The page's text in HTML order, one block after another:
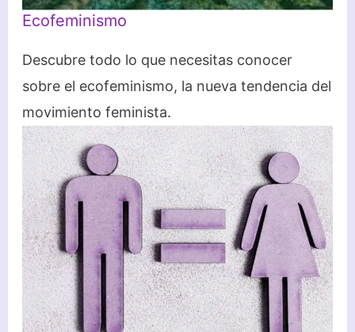
Ecofeminismo
Descubre todo lo que necesitas conocer
sobre el ecofeminismo, la nueva tendencia del
movimiento feminista.